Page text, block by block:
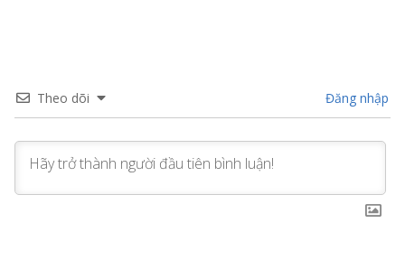
Theo dõi Đăng nhập